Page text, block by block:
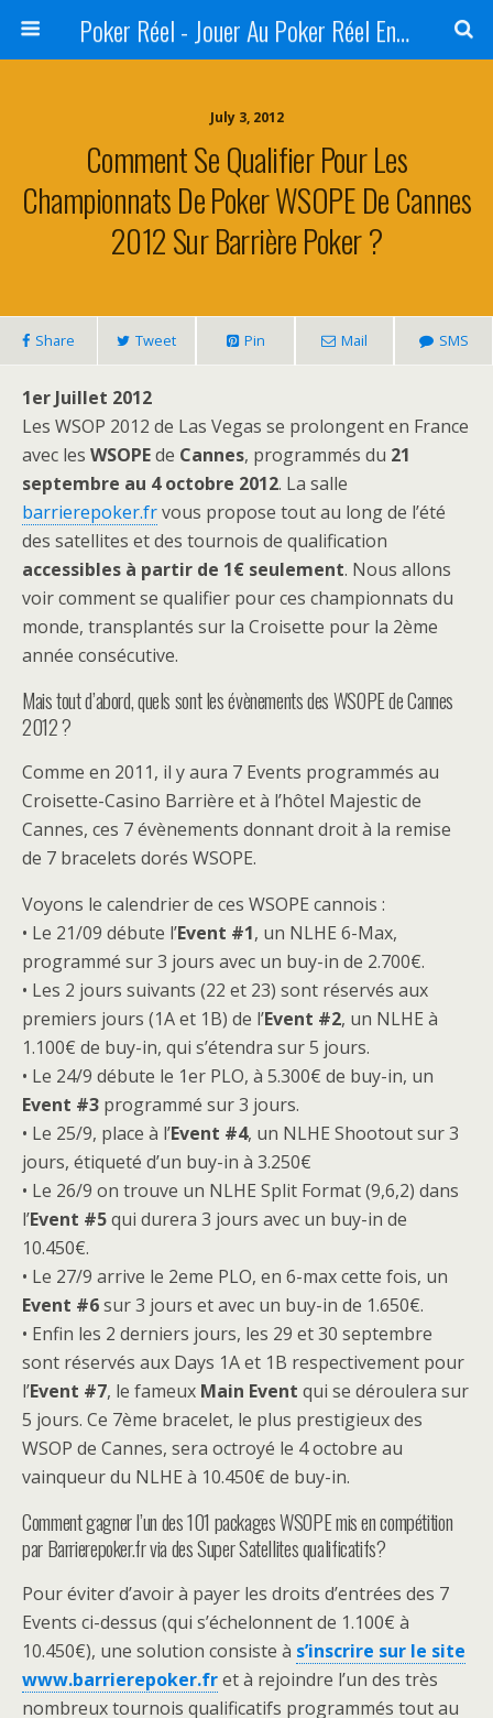
Poker Réel - Jouer Au Poker Réel En Ligne - Sites De Jeux Réels
July 3, 2012
Comment Se Qualifier Pour Les
Championnats De Poker WSOPE De Cannes
2012 Sur Barrière Poker ?
Share Tweet Pin Mail SMS
1er Juillet 2012
Les WSOP 2012 de Las Vegas se prolongent en France
avec les WSOPEde Cannes, programmés du 21
septembre au 4 octobre 2012. La salle
barrierepoker.frvous propose tout au long de l’été
des satellites et des tournois de qualification
accessibles à partir de 1€ seulement. Nous allons
voir comment se qualifier pour ces championnats du
monde, transplantés sur la Croisette pour la 2ème
année consécutive.
Mais tout d’abord, quels sont les évènements des WSOPE de Cannes
2012 ?
Comme en 2011, il y aura 7 Events programmés au
Croisette-Casino Barrière et à l’hôtel Majestic de
Cannes, ces 7 évènements donnant droit à la remise
de 7 bracelets dorés WSOPE.
Voyons le calendrier de ces WSOPE cannois :
• Le 21/09 débute l’Event #1, un NLHE 6-Max,
programmé sur 3 jours avec un buy-in de 2.700€.
• Les 2 jours suivants (22 et 23) sont réservés aux
premiers jours (1A et 1B) de l’Event #2, un NLHE à
1.100€ de buy-in, qui s’étendra sur 5 jours.
• Le 24/9 débute le 1er PLO, à 5.300€ de buy-in, un
Event #3 programmé sur 3 jours.
• Le 25/9, place à l’Event #4, un NLHE Shootout sur 3
jours, étiqueté d’un buy-in à 3.250€
• Le 26/9 on trouve un NLHE Split Format (9,6,2) dans
l’Event #5qui durera 3 jours avec un buy-in de
10.450€.
• Le 27/9 arrive le 2eme PLO, en 6-max cette fois, un
Event #6sur 3 jours et avec un buy-in de 1.650€.
• Enfin les 2 derniers jours, les 29 et 30 septembre
sont réservés aux Days 1A et 1B respectivement pour
l’Event #7, le fameux Main Event qui se déroulera sur
5 jours. Ce 7ème bracelet, le plus prestigieux des
WSOP de Cannes, sera octroyé le 4 octobre au
vainqueur du NLHE à 10.450€ de buy-in.
Comment gagner l’un des 101 packages WSOPE mis en compétition
par Barrierepoker.fr via des Super Satellites qualificatifs?
Pour éviter d’avoir à payer les droits d’entrées des 7
Events ci-dessus (qui s’échelonnent de 1.100€ à
10.450€), une solution consiste à s’inscrire sur le site
www.barrierepoker.fret à rejoindre l’un des très
nombreux tournois qualificatifs programmés tout au